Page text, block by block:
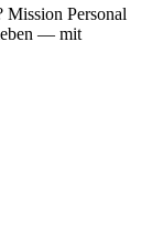
Mission Personal
— mit